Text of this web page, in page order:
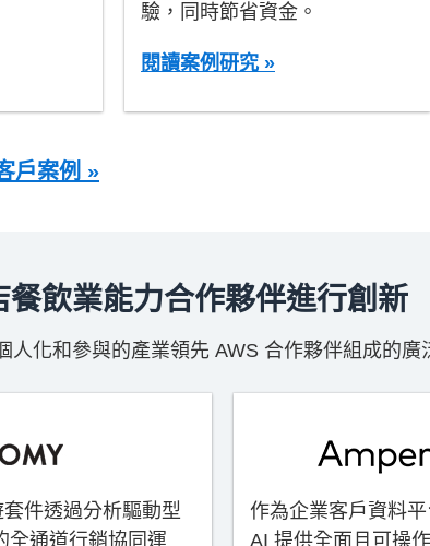
驗，同時節省資金。
閱讀案例研究 »
戶案例 »
餐飲業能力合作夥伴進行創新
人化和參與的產業領先 AWS 合作夥伴組成的
件透過分析驅動型
全通道行銷協同運
作為企業客戶資料
AI 提供全面且可操